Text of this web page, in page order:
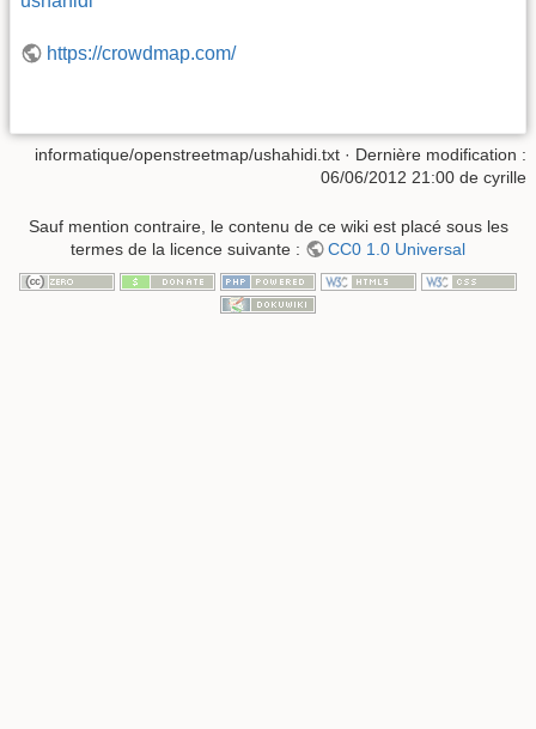
https://crowdmap.com/
informatique/openstreetmap/ushahidi.txt · Dernière modification :
06/06/2012 21:00 de cyrille
Sauf mention contraire, le contenu de ce wiki est placé sous les
termes de la licence suivante :
CC0 1.0 Universal